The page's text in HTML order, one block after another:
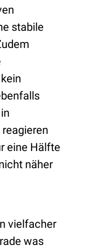
stabile
eine Hälfte
näher
vielfacher
was